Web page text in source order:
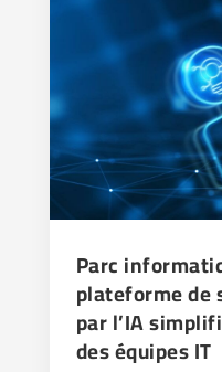
Parc
plateforme de
par l’IA
des équipes IT